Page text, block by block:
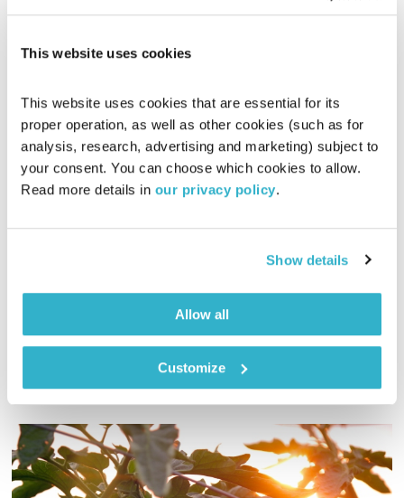
This website uses cookies
This website uses cookies that are essential for its
proper operation, as well as other cookies (such as for
analysis, research, advertising and marketing) subject to
your consent. You can choose which cookies to allow.
Read more details in our privacy policy.
Show details
Allow all
Customize
נתנאלה באולפן
הדיבור של אליוט
אליוט
ומפתיע. בשעה הראשונה כמות משוגעת של מוסיקה חדשה (ובעיקר)